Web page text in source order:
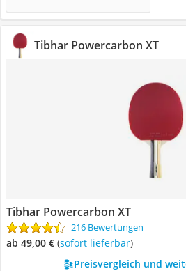
Tibhar Powercarbon XT
Tibhar Powercarbon XT
216 Bewertungen
ab 49,00 € ( Sofort lieferbar)
Preisvergleich und